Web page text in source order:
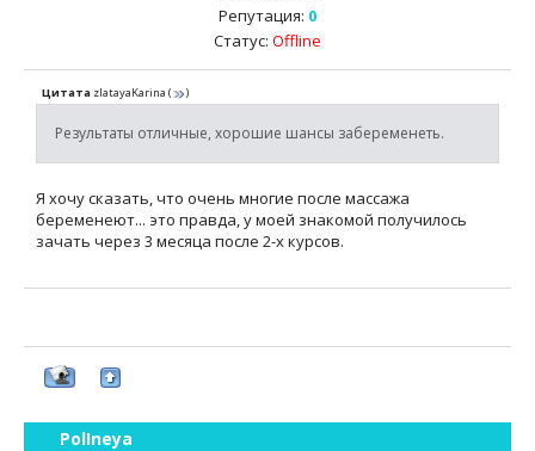
Репутация: 0
Статус: Offline
Цитата zlatayaKarina ( )
Результаты отличные, хорошие шансы забеременеть.
Я хочу сказать, что очень многие после массажа
беременеют... это правда, у моей знакомой получилось
зачать через 3 месяца после 2-х курсов.
PolIneya